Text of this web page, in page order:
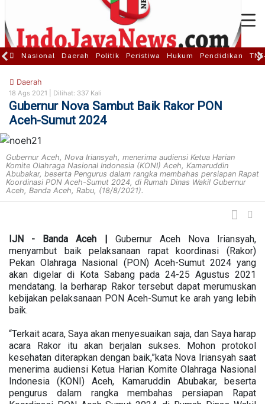
Nasional Daerah Politik Peristiwa Hukum Pendidikan
Daerah
18 Ags 2021 | Dilihat: 337 Kali
Gubernur Nova Sambut Baik Rakor PON
Aceh-Sumut 2024
Gubernur Aceh, Nova Iriansyah, menerima audiensi Ketua Harian
Komite Olahraga Nasional Indonesia (KONI) Aceh, Kamaruddin
Abubakar, beserta Pengurus dalam rangka membahas persiapan Rapat
Koordinasi PON Aceh-Sumut 2024, di Rumah Dinas Wakil Gubernur
Aceh, Banda Aceh, Rabu, (18/8/2021).
IJN - Banda Aceh | Gubernur Aceh Nova Iriansyah,
menyambut baik pelaksanaan rapat koordinasi (Rakor)
Pekan Olahraga Nasional (PON) Aceh-Sumut 2024 yang
akan digelar di Kota Sabang pada 24-25 Agustus 2021
mendatang. Ia berharap Rakor tersebut dapat merumuskan
kebijakan pelaksanaan PON Aceh-Sumut ke arah yang lebih
baik.
“Terkait acara, Saya akan menyesuaikan saja, dan Saya harap
acara Rakor itu akan berjalan sukses. Mohon protokol
kesehatan diterapkan dengan baik,”kata Nova Iriansyah saat
menerima audiensi Ketua Harian Komite Olahraga Nasional
Indonesia (KONI) Aceh, Kamaruddin Abubakar, beserta
pengurus dalam rangka membahas persiapan Rapat